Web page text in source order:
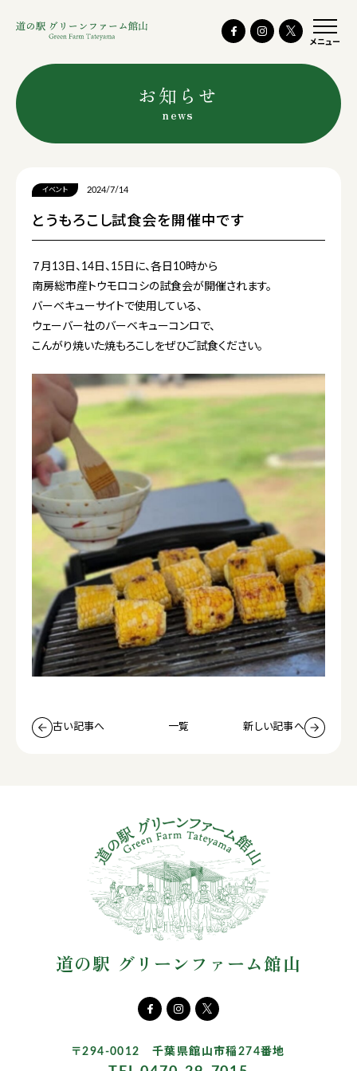
メニュー
お知らせ
news
イベント 2024/7/14
とうもろこし試食会を開催中です
７月13日、14日、15日に、各日10時から
南房総市産トウモロコシの試食会が開催されます。
バーベキューサイトで使用している、
ウェーバー社のバーベキューコンロで、
こんがり焼いた焼もろこしをぜひご試食ください。
古い記事へ 一覧 新しい記事へ
道の駅 グリーンファーム館山
〒294-0012 千葉県館山市稲274番地